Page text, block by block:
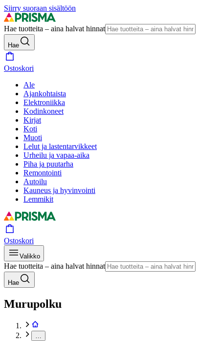
Siirry suoraan sisältöön
Hae tuotteita – aina halvat hinnat
Hae
Ostoskori
Ale
Ajankohtaista
Elektroniikka
Kodinkoneet
Kirjat
Koti
Muoti
Lelut ja lastentarvikkeet
Urheilu ja vapaa-aika
Piha ja puutarha
Remontointi
Autoilu
Kauneus ja hyvinvointi
Lemmikit
Ostoskori
Valikko
Hae tuotteita – aina halvat hinnat
Hae
Murupolku